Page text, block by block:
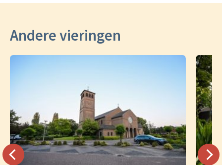
Andere vieringen